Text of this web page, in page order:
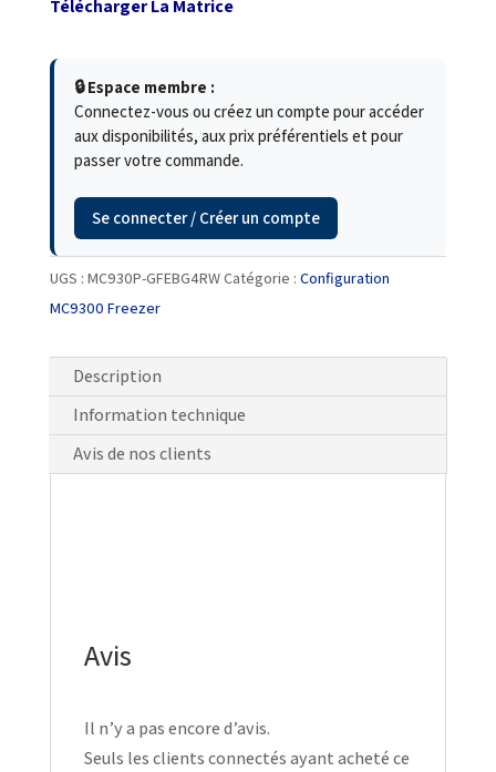
Télécharger La Matrice
🔒 Espace membre :
Connectez-vous ou créez un compte pour accéder
aux disponibilités, aux prix préférentiels et pour
passer votre commande.
Se connecter / Créer un compte
UGS : MC930P-GFEBG4RWCatégorie : Configuration
MC9300 Freezer
Description
Information technique
Avis de nos clients
Avis
Il n’y a pas encore d’avis.
Seuls les clients connectés ayant acheté ce